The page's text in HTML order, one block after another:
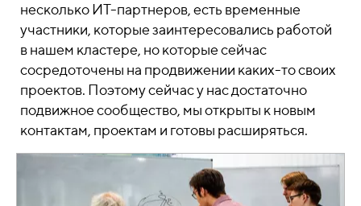
несколько ИТ-партнеров, есть временные
участники, которые заинтересовались работой
в нашем кластере, но которые сейчас
сосредоточены на продвижении каких-то своих
проектов. Поэтому сейчас у нас достаточно
подвижное сообщество, мы открыты к новым
контактам, проектам и готовы расширяться.